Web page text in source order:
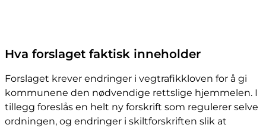
Hva forslaget faktisk inneholder
Forslaget krever endringer i vegtrafikkloven for å gi
kommunene den nødvendige rettslige hjemmelen. I
tillegg foreslås en helt ny forskrift som regulerer selve
ordningen, og endringer i skiltforskriften slik at